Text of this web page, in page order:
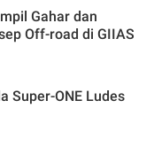
Gahar dan
Off-road di GIIAS
Super-ONE Ludes